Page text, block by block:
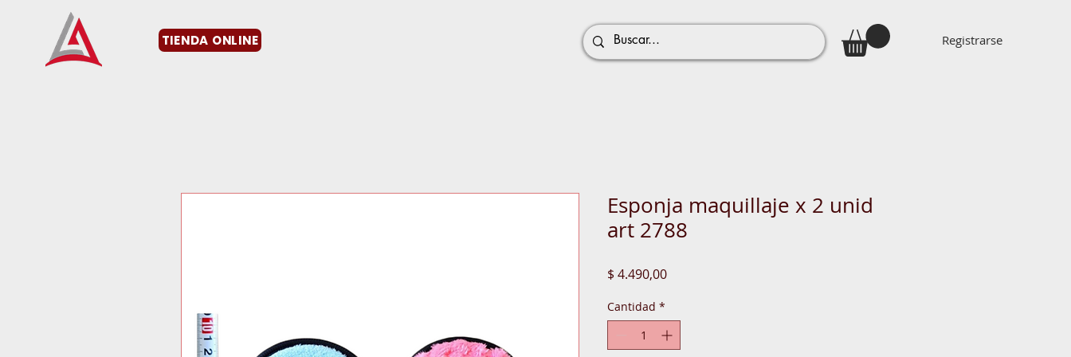
TIENDA ONLINE Registrarse
Esponja maquillaje x 2 unid
art 2788
$ 4.490,00Precio
Cantidad *